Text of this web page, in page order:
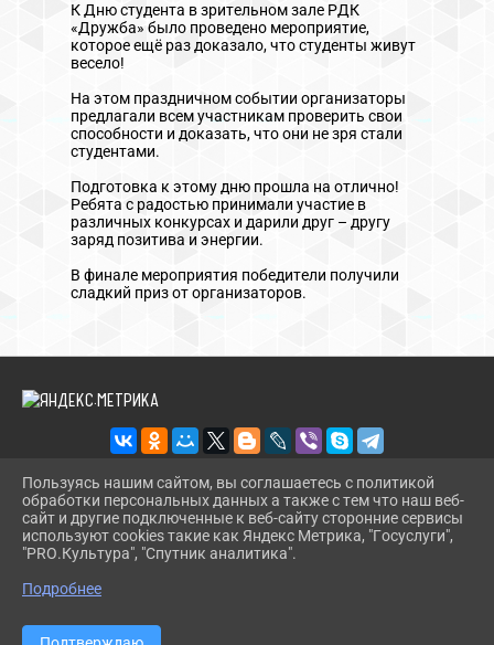
К Дню студента в зрительном зале РДК
«Дружба» было проведено мероприятие,
которое ещё раз доказало, что студенты живут
весело!
На этом праздничном событии организаторы
предлагали всем участникам проверить свои
способности и доказать, что они не зря стали
студентами.
Подготовка к этому дню прошла на отлично!
Ребята с радостью принимали участие в
различных конкурсах и дарили друг – другу
заряд позитива и энергии.
В финале мероприятия победители получили
сладкий приз от организаторов.
2026 Г. RDKDRUJBA.RU
ВХОД
КАРТА САЙТА
СДЕЛАНО НА KUBCMS
Пользуясь нашим сайтом, вы соглашаетесь с политикой
обработки персональных данных а также с тем что наш веб-
сайт и другие подключенные к веб-сайту сторонние сервисы
используют cookies такие как Яндекс Метрика, "Госуслуги",
"PRO.Культура", "Спутник аналитика".
Подробнее